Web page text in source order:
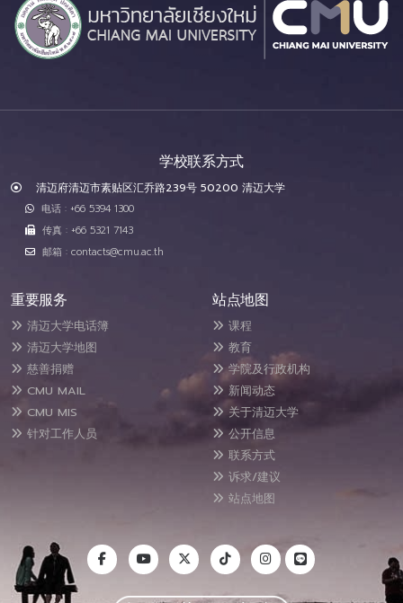
学校联系方式
清迈府清迈市素贴区汇乔路239号 50200 清迈大学
电话 : +66 5394 1300
传真 : +66 5321 7143
邮箱 : contacts@cmu.ac.th
重要服务
清迈大学电话簿
清迈大学地图
慈善捐赠
CMU MAIL
CMU MIS
针对工作人员
站点地图
课程
教育
学院及行政机构
新闻动态
关于清迈大学
公开信息
联系方式
诉求/建议
站点地图